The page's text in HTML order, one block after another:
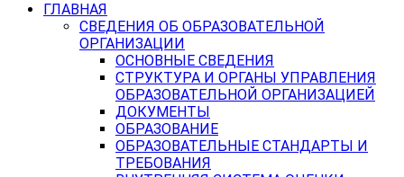
ГЛАВНАЯ
СВЕДЕНИЯ ОБ ОБРАЗОВАТЕЛЬНОЙ
ОРГАНИЗАЦИИ
ОСНОВНЫЕ СВЕДЕНИЯ
СТРУКТУРА И ОРГАНЫ УПРАВЛЕНИЯ
ОБРАЗОВАТЕЛЬНОЙ ОРГАНИЗАЦИЕЙ
ДОКУМЕНТЫ
ОБРАЗОВАНИЕ
ОБРАЗОВАТЕЛЬНЫЕ СТАНДАРТЫ И
ТРЕБОВАНИЯ